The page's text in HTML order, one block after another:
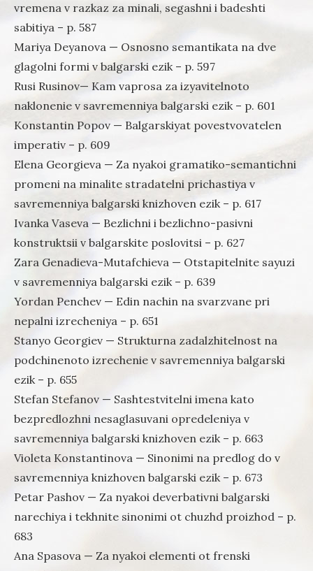
vremena v razkaz za minali, segashni i badeshti
sabitiya – p. 587
Mariya Deyanova — Osnosno semantikata na dve
glagolni formi v balgarski ezik – p. 597
Rusi Rusinov— Kam vaprosa za izyavitelnoto
naklonenie v savremenniya balgarski ezik – p. 601
Konstantin Popov — Balgarskiyat povestvovatelen
imperativ – p. 609
Elena Georgieva — Za nyakoi gramatiko-semantichni
promeni na minalite stradatelni prichastiya v
savremenniya balgarski knizhoven ezik – p. 617
Ivanka Vaseva — Bezlichni i bezlichno-pasivni
konstruktsii v balgarskite poslovitsi – p. 627
Zara Genadieva-Mutafchieva — Otstapitelnite sayuzi
v savremenniya balgarski ezik – p. 639
Yordan Penchev — Edin nachin na svarzvane pri
nepalni izrecheniya – p. 651
Stanyo Georgiev — Strukturna zadalzhitelnost na
podchinenoto izrechenie v savremenniya balgarski
ezik – p. 655
Stefan Stefanov — Sashtestvitelni imena kato
bezpredlozhni nesaglasuvani opredeleniya v
savremenniya balgarski knizhoven ezik – p. 663
Violeta Konstantinova — Sinonimi na predlog do v
savremenniya knizhoven balgarski ezik – p. 673
Petar Pashov — Za nyakoi deverbativni balgarski
narechiya i tekhnite sinonimi ot chuzhd proizhod – p.
683
Ana Spasova — Za nyakoi elementi ot frenski